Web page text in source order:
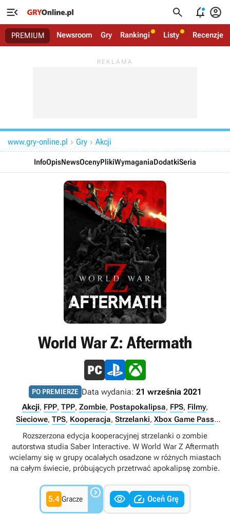
   
PREMIUM Newsroom Gry Rankingi Listy Recenzje
www.gry-online.pl  Gry  Akcji
InfoOpisNewsOcenyPlikiWymaganiaDodatkiSeria
World War Z: Aftermath
PO PREMIERZE Data wydania: 21 września 2021
Akcji, FPP, TPP, Zombie, Postapokalipsa, FPS, Filmy,
Sieciowe, TPS, Kooperacja, Strzelanki, Xbox Game Pass
Ultimate
PS Plus Premium PS Plus Extra ,Multiplayer
Singleplayer,Internet,Xbox Game Pass Premium ,PC Game
Pass,Xbox Game Pass Essential
Rozszerzona edycja kooperacyjnej strzelanki o zombie
autorstwa studia Saber Interactive. W World War Z Aftermath
wcielamy się w grupy ocalałych osadzone w różnych miastach
na całym świecie, próbujących przetrwać apokalipsę zombie.
5.4 Gracze    Oceń Grę